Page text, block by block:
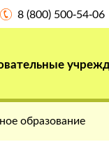
8 (800) 500-54-06
образование